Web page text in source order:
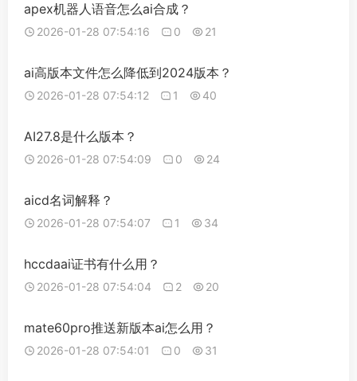
apex机器人语音怎么ai合成？
2026-01-28 07:54:16 0 21
ai高版本文件怎么降低到2024版本？
2026-01-28 07:54:12 1 40
AI27.8是什么版本？
2026-01-28 07:54:09 0 24
aicd名词解释？
2026-01-28 07:54:07 1 34
hccdaai证书有什么用？
2026-01-28 07:54:04 2 20
mate60pro推送新版本ai怎么用？
2026-01-28 07:54:01 0 31